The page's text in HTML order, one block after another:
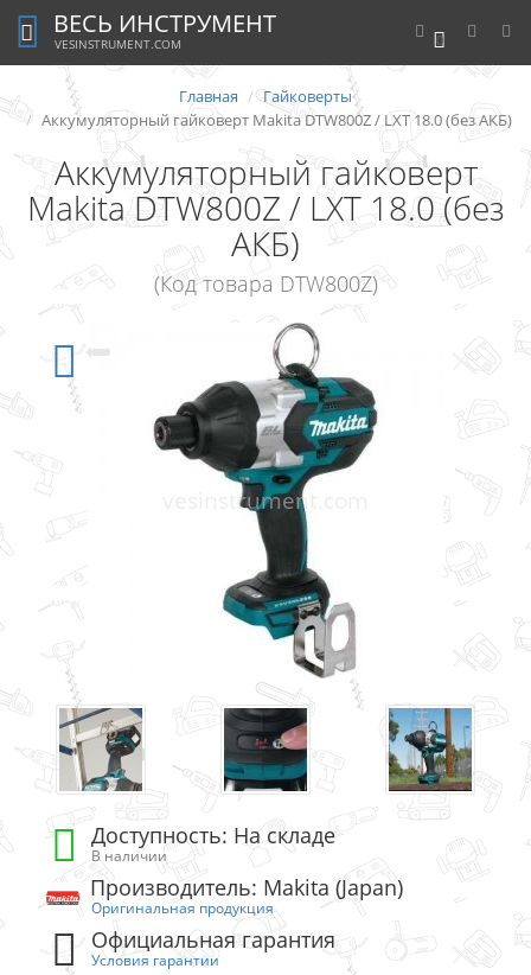
0
ВЕСЬ ИНСТРУМЕНТ
VESINSTRUMENT.COM
Главная
Гайковерты
Аккумуляторный гайковерт Makita DTW800Z / LXT 18.0 (без АКБ)
Аккумуляторный гайковерт
Makita DTW800Z / LXT 18.0 (без
АКБ)
(Код товара DTW800Z)
Доступность: На складе
В наличии
Производитель: Makita (Japan)
Оригинальная продукция
Официальная гарантия
Условия гарантии